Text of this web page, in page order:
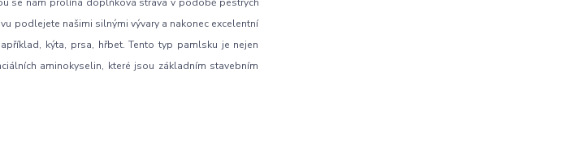
podlejete našimi silnými vývary a nakonec excelentní
kýta, prsa, hřbet. Tento typ pamlsku je nejen
aminokyselin, které jsou základním stavebním